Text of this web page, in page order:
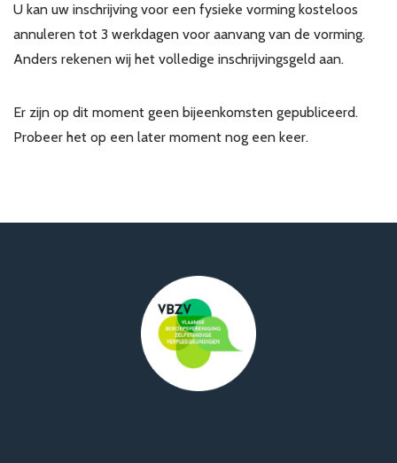
U kan uw inschrijving voor een fysieke vorming kosteloos
annuleren tot 3 werkdagen voor aanvang van de vorming.
Anders rekenen wij het volledige inschrijvingsgeld aan.
Er zijn op dit moment geen bijeenkomsten gepubliceerd.
Probeer het op een later moment nog een keer.